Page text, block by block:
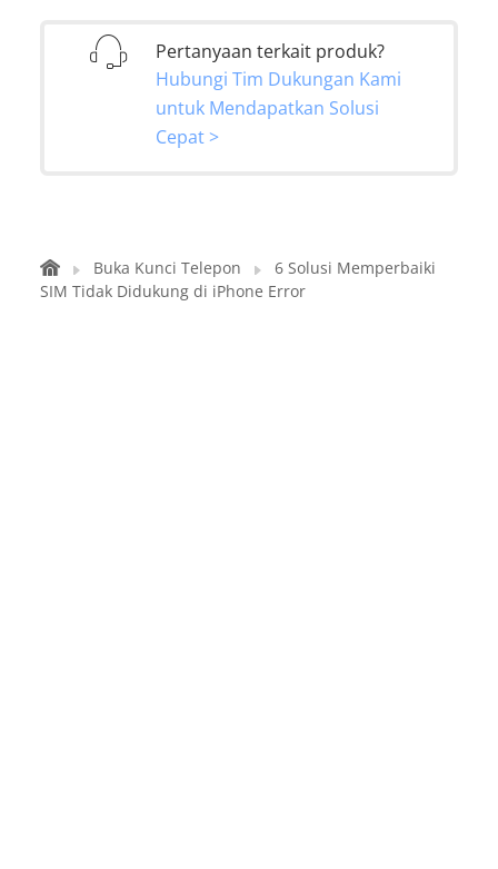
Pertanyaan terkait produk?
Hubungi Tim Dukungan Kami
untuk Mendapatkan Solusi
Cepat >
Buka Kunci Telepon
6 Solusi Memperbaiki
SIM Tidak Didukung di iPhone Error